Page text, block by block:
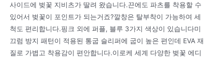
사이드에 벚꽃 지비츠가 딸려 왔습니다.끈에도 파츠를 착용할 수
있어서 벚꽃이 포인트가 되는거죠?깔창은 탈부착이 가능하여 세
척도 편리합니다.핑크 외에 퍼플, 블루 3가지 색상이 있습니다미
끄럼 방지 패턴이 적용된 통굽 슬리퍼에 굽이 높은 편인데 EVA 재
질로 가볍고 착용감이 편안합니다.이로케 세계 다양한 벚꽃 에디